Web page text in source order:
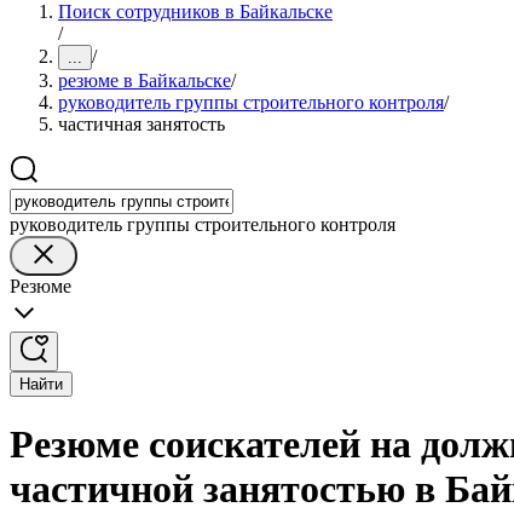
Поиск сотрудников в Байкальске
/
... /
резюме в Байкальске/
руководитель группы строительного контроля/
частичная занятость
руководитель группы строительного контроля
Резюме
Найти
Резюме соискателей на
частичной занятостью в